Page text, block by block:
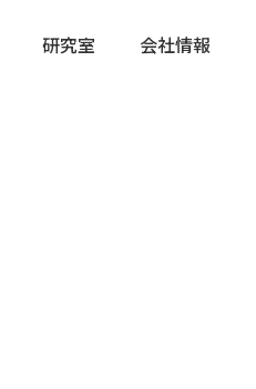
研究室 会社情報